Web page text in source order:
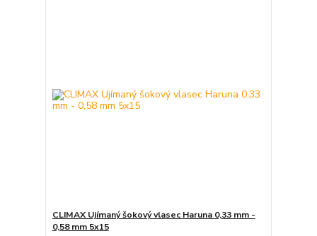
CLIMAX Ujímaný šokový vlasec Haruna 0,33 mm -
0,58 mm 5x15